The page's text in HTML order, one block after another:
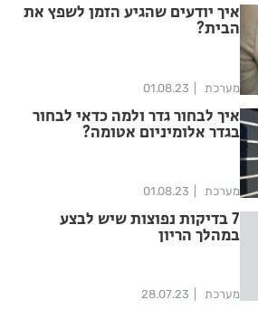
איך יודעים שהגיע הזמן לשפץ את
הבית?
מערכת 01.08.23
איך לבחור גדר ולמה כדאי לבחור
בגדר אלומיניום אטומה?
מערכת 01.08.23
7 בדיקות נפוצות שיש לבצע
במהלך הריון
מערכת 28.07.23